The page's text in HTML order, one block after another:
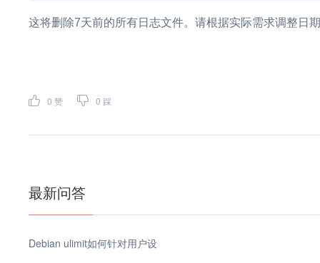
这将删除7天前的所有日志文件。请根据实际需求调整日
0 赞 0 踩
最新问答
Debian ulimit如何针对用户设